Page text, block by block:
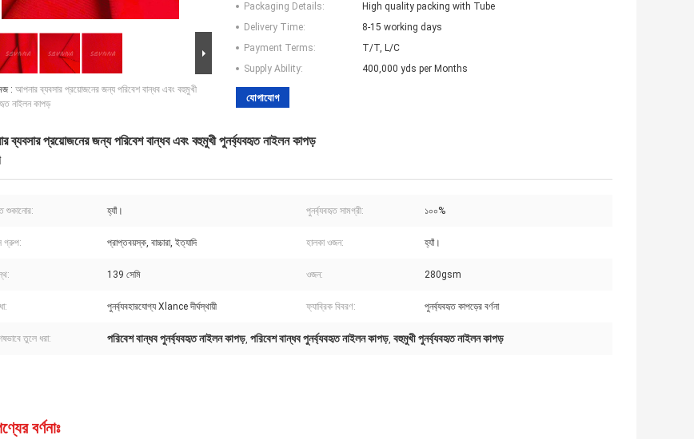
: আপনার ব্যবসার প্রয়োজনের জন্য পরিবেশ বান্ধব এবং বহুমুখী
নাইলন কাপড়
Packaging Details:
High quality packing with Tube
Delivery Time:
8-15 working days
Payment Terms:
T/T, L/C
Supply Ability:
400,000 yds per Months
যোগাযোগ
ব্যবসার প্রয়োজনের জন্য পরিবেশ বান্ধব এবং বহুমুখী পুনর্ব্যবহৃত নাইলন কাপড়
শুকানোর: হ্যাঁ। পুনর্ব্যবহৃত সামগ্রী: ১০০%
গ্রুপ: প্রাপ্তবয়স্ক, বাচ্চারা, ইত্যাদি হালকা ওজন: হ্যাঁ।
139 সেমি ওজন: 280gsm
পুনর্ব্যবহারযোগ্য Xlance দীর্ঘস্থায়ী ফ্যাব্রিক বিবরণ: পুনর্ব্যবহৃত কাপড়ের বর্ণনা
তুলে ধরা: পরিবেশ বান্ধব পুনর্ব্যবহৃত নাইলন কাপড়, পরিবেশ বান্ধব পুনর্ব্যবহৃত নাইলন কাপড়, বহুমুখী পুনর্ব্যবহৃত নাইলন কাপড়
বর্ণনাঃ